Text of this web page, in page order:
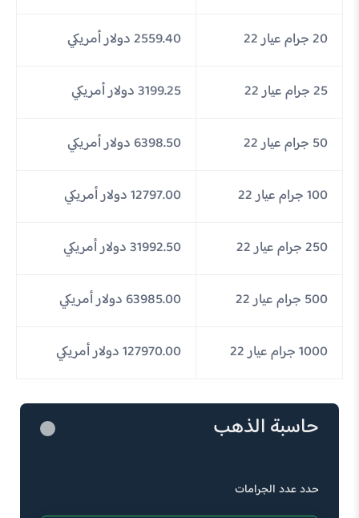
20 جرام عيار 22 2559.40 دولار أمريكي
25 جرام عيار 22 3199.25 دولار أمريكي
50 جرام عيار 22 6398.50 دولار أمريكي
100 جرام عيار 22 12797.00 دولار أمريكي
250 جرام عيار 22 31992.50 دولار أمريكي
500 جرام عيار 22 63985.00 دولار أمريكي
1000 جرام عيار 22 127970.00 دولار أمريكي
حاسبة الذهب
حدد عدد الجرامات